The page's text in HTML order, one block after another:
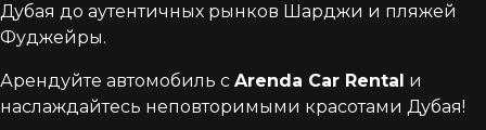
Дубая до аутентичных рынков Шарджи и пляжей
Фуджейры.
Арендуйте автомобиль с Arenda Car Rental и
наслаждайтесь неповторимыми красотами Дубая!